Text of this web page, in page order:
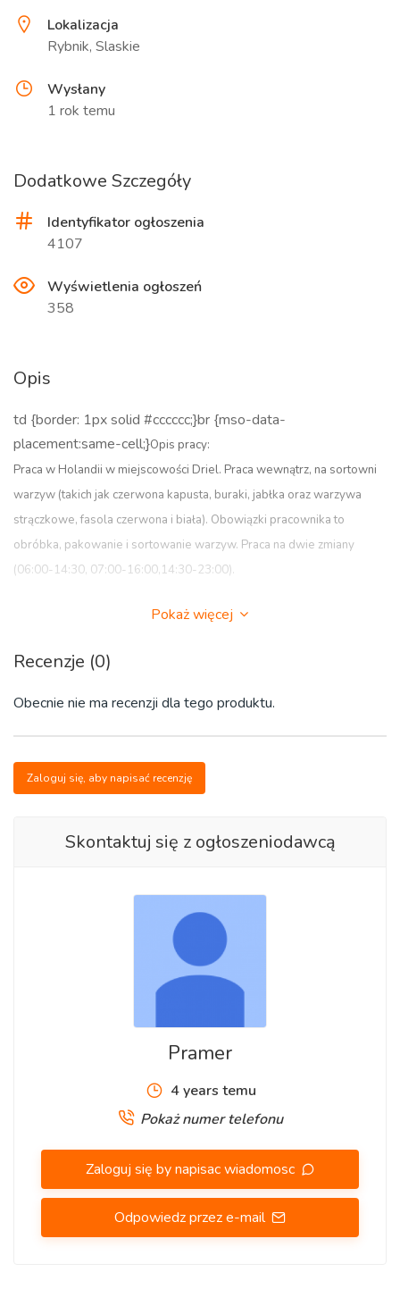
Lokalizacja
Rybnik, Slaskie
Wysłany
1 rok temu
Dodatkowe Szczegóły
Identyfikator ogłoszenia
4107
Wyświetlenia ogłoszeń
358
Opis
td {border: 1px solid #cccccc;}br {mso-data-
placement:same-cell;}Opis pracy:
Praca w Holandii w miejscowości Driel. Praca wewnątrz, na sortowni
warzyw (takich jak czerwona kapusta, buraki, jabłka oraz warzywa
strączkowe, fasola czerwona i biała). Obowiązki pracownika to
obróbka, pakowanie i sortowanie warzyw. Praca na dwie zmiany
(06:00-14:30, 07:00-16:00,14:30-23:00).
1 miejsce (nie dla par)
od zaraz
Oferujemy:
- regularne godziny pracy
- zakwaterowanie firmowe (€142.60 tygodniowo)
- transport do pracy (służbowy samochód lub odpłatnie rower)
- ubezpieczenie firmowe (€38.01 tygodniowo)
- stawkę godzinową podstawową €14.06-€21.09 brutto/h
(+8.70%), za nadgodziny (125-150% stawki)
- prawo jazdy kat. B
- angielski w stopniu komunikatywnym
- chęć i motywacja do pracy
Pokaż więcej
Recenzje (0)
Obecnie nie ma recenzji dla tego produktu.
Zaloguj się, aby napisać recenzję
Skontaktuj się z ogłoszeniodawcą
Pramer
4 years temu
Pokaż numer telefonu
Zaloguj się by napisac wiadomosc
Odpowiedz przez e-mail